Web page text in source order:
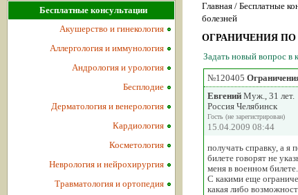
Главная / Бесплатные
болезней
ОГРАНИЧЕНИЯ ПО
Задать новый вопрос в
№120405
Евгений Муж., 31 лет.
Россия Челябинск
Гость (не зарегистрирован)
15.04.2009 08:44
получать справку, а я
билете говорят не
меня в военном билете.
С какими еще
какая либо
Бесплатные консультации
Акушерство и гинекология
Аллергология и иммунология
Андрология и урология
Бесплодие
Дерматология и венерология
Кардиология
Косметология
Неврология и нейрохирургия
Травматология и ортопедия